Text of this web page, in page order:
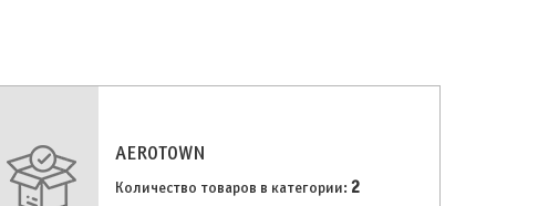
AEROTOWN
Количество товаров в категории:2